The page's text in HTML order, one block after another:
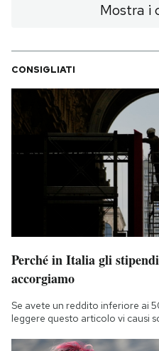
Mostra i
CONSIGLIATI
Perché in Italia gli
accorgiamo
Se avete un reddito inferiore ai
leggere questo articolo vi causi